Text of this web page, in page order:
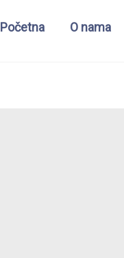
Početna O nama